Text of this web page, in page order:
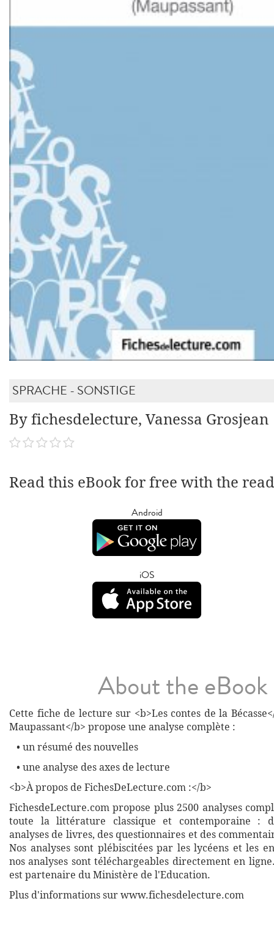
SPRACHE - SONSTIGE
By fichesdelecture, Vanessa Grosjean
Read this eBook for free with the
Android
iOS
About the eBook
Cette fiche de lecture sur <b>Les contes de la
Maupassant</b> propose une analyse complète :
• un résumé des nouvelles
• une analyse des axes de lecture
<b>À propos de FichesDeLecture.com :</b>
FichesdeLecture.com propose plus 2500 analyses
toute la littérature classique et contemporaine :
analyses de livres, des questionnaires et des
Nos analyses sont plébiscitées par les lycéens et les
nos analyses sont téléchargeables directement en
est partenaire du Ministère de l'Education.
Plus d'informations sur www.fichesdelecture.com